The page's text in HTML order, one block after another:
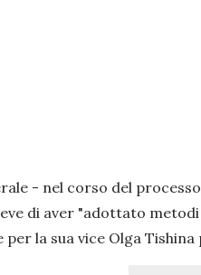
- nel corso del
di aver "adottato
per la sua vice Olga